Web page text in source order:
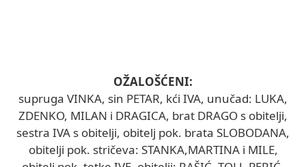
OŽALOŠĆENI:
supruga VINKA, sin PETAR, kći IVA, unučad: LUKA,
ZDENKO, MILAN i DRAGICA, brat DRAGO s obitelji,
sestra IVA s obitelji, obitelj pok. brata SLOBODANA,
obitelji pok. stričeva: STANKA,MARTINA i MILE,